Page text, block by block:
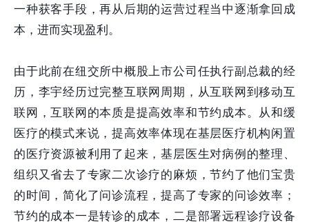
一种获客手段，再从后期的运营过程当中逐渐拿回成
本，进而实现盈利。
由于此前在纽交所中概股上市公司任执行副总裁的经
历，李宇经历过完整互联网周期，从互联网到移动互
联网，互联网的本质是提高效率和节约成本。从和缓
医疗的模式来说，提高效率体现在基层医疗机构闲置
的医疗资源被利用了起来，基层医生对病例的整理、
组织又省去了专家二次诊疗的麻烦，节约了他们宝贵
的时间，简化了问诊流程，提高了专家的问诊效率；
节约的成本一是转诊的成本，二是部署远程诊疗设备